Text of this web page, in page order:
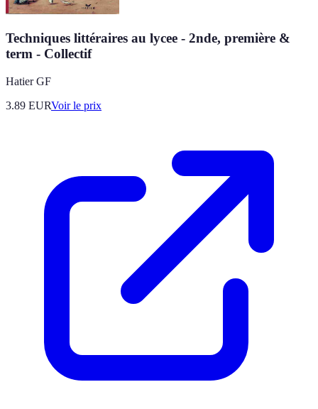
Techniques littéraires au lycee - 2nde, première &
term - Collectif
Hatier GF
3.89 EURVoir le prix